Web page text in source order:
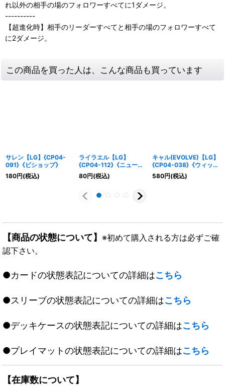
れ以外の相手の場のフォロワーすべてに1ダメージ。
----------
【超進化時】相手のリーダーすべてと相手の場のフォロワーすべて
に2ダメージ。
この商品を買った人は、こんな商品も買っています
サレン【LG】{CP04-
091}《ビショップ》
180円(税込)
ライラエル【LG】
{CP04-112}《ニュート
ラル》
80円(税込)
キャル(EVOLVE)【LG】
{CP04-038}《ウィッ
チ》
580円(税込)
【商品の状態について】 ※初めて購入される方は必ずご確
認下さい。
●カードの状態表記についての詳細はこちら
●スリーブの状態表記についての詳細はこちら
●デッキケースの状態表記についての詳細はこちら
●プレイマットの状態表記についての詳細はこちら
【在庫数について】